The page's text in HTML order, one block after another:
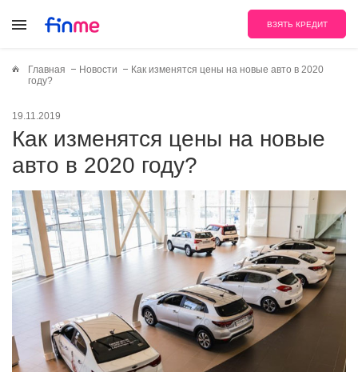
ВЗЯТЬ КРЕДИТ
Главная Новости
Как изменятся цены на новые авто в 2020
году?
19.11.2019
Как изменятся цены на новые
авто в 2020 году?